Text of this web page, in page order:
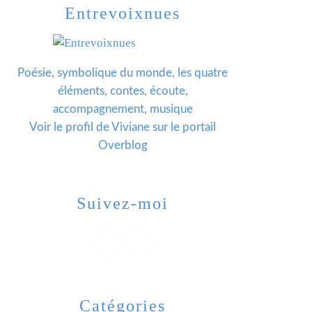
Catégories
Entrevoixnues
Poésie, symbolique du monde, les quatre
éléments, contes, écoute,
accompagnement, musique
Voir le profil deViviane sur le portail
Overblog
Suivez-moi